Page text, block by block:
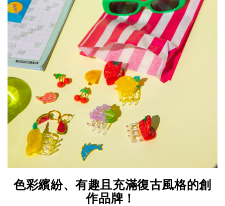
色彩繽紛、有趣且充滿復古風格的創
作品牌！